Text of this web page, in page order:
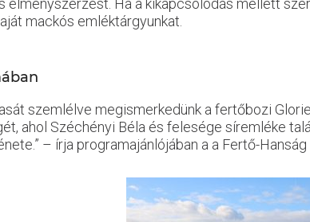
Ha a kikapcsolódás mellett
mackós emléktárgyunkat.
szemlélve megismerkedünk a fertőbozi
ahol Széchényi Béla és felesége síremléke
– írja programajánlójában a a Fertő-